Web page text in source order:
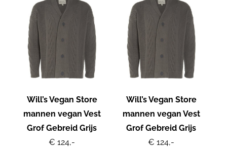
Will’s Vegan Store
mannen vegan Vest
Grof Gebreid Grijs
€ 124,-
Will’s Vegan Store
mannen vegan Vest
Grof Gebreid Grijs
€ 124,-